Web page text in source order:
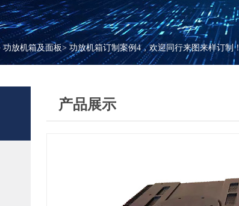
功放机箱及面板> 功放机箱订制案例4，欢迎同行来图来样订制！
产品展示